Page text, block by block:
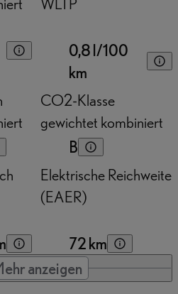
0,8 l/100
km
CO2-Klasse
gewichtet kombiniert
B
Elektrische Reichweite
(EAER)
72 km
anzeigen